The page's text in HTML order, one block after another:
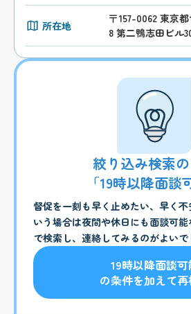
所在地
〒157-0062 東京
8 第二鴨志田ビル
絞り込み検索
「19時以降面談
督促を一刻も早く止めたい、早く
いう場合は夜間や休日にも面談可
で検索し、連絡してみるのがよいで
19時以降面談可
の条件を加えて再